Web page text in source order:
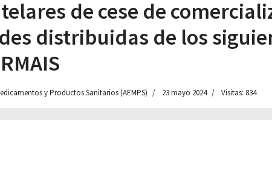
de cese de
distribuidas de los
y Productos Sanitarios (AEMPS) 23 mayo 2024 Visitas: 834